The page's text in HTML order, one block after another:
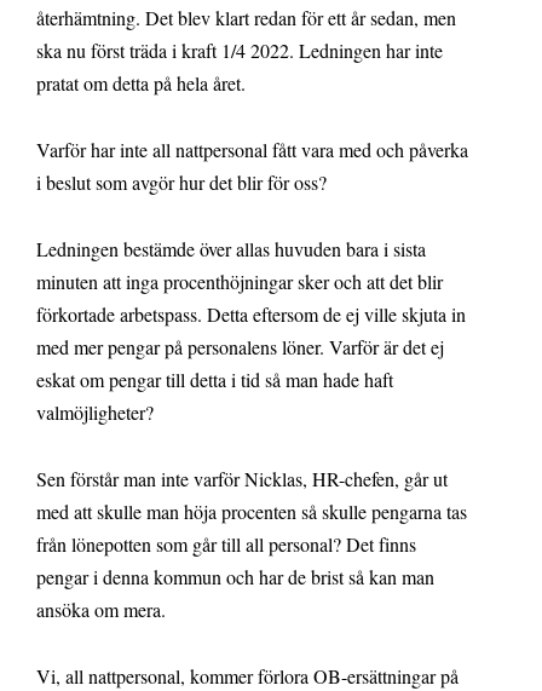
återhämtning. Det blev klart redan för ett år sedan, men
ska nu först träda i kraft 1/4 2022. Ledningen har inte
pratat om detta på hela året.
Varför har inte all nattpersonal fått vara med och påverka
i beslut som avgör hur det blir för oss?
Ledningen bestämde över allas huvuden bara i sista
minuten att inga procenthöjningar sker och att det blir
förkortade arbetspass. Detta eftersom de ej ville skjuta in
med mer pengar på personalens löner. Varför är det ej
eskat om pengar till detta i tid så man hade haft
valmöjligheter?
Sen förstår man inte varför Nicklas, HR-chefen, går ut
med att skulle man höja procenten så skulle pengarna tas
från lönepotten som går till all personal? Det finns
pengar i denna kommun och har de brist så kan man
ansöka om mera.
Vi, all nattpersonal, kommer förlora OB-ersättningar på